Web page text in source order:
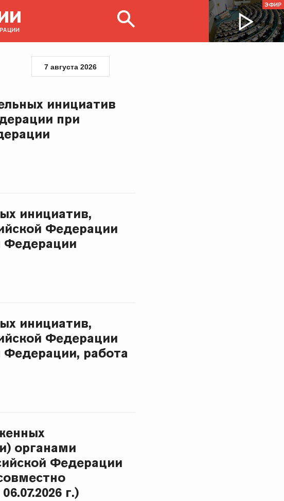
ЭФИР
7 августа 2026
инициатив
при
инициатив,
Федерации
Федерации
инициатив,
Федерации
работа
органами
Федерации
г.)